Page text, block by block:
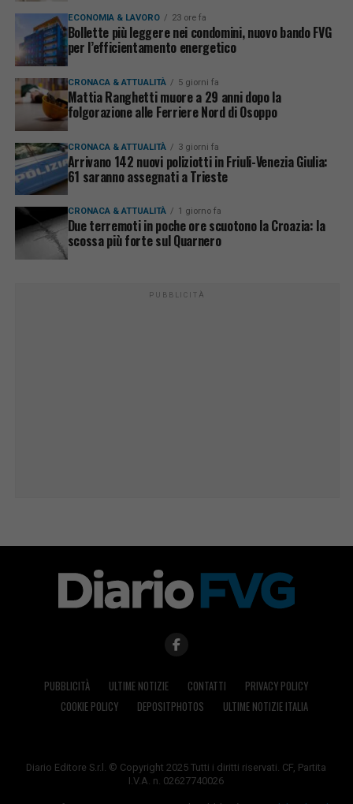
ECONOMIA & LAVORO 23 ore fa
Bollette più leggere nei condomini, nuovo bando FVG
per l’efficientamento energetico
CRONACA & ATTUALITÀ 5 giorni fa
Mattia Ranghetti muore a 29 anni dopo la
folgorazione alle Ferriere Nord di Osoppo
CRONACA & ATTUALITÀ 3 giorni fa
Arrivano 142 nuovi poliziotti in Friuli-Venezia Giulia:
61 saranno assegnati a Trieste
CRONACA & ATTUALITÀ 1 giorno fa
Due terremoti in poche ore scuotono la Croazia: la
scossa più forte sul Quarnero
PUBBLICITÀ
PUBBLICITÀ ULTIME NOTIZIE CONTATTI
PRIVACY POLICY
COOKIE POLICY
DEPOSITPHOTOS ULTIME NOTIZIE ITALIA
Diario Editore S.r.l. © Copyright 2025 Tutti i diritti riservati. CF, Partita
I.V.A. n. 02627740026